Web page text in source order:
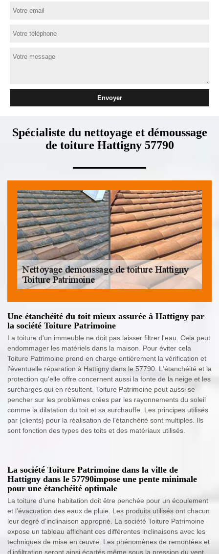
Spécialiste du nettoyage et démoussage
de toiture Hattigny 57790
Une étanchéité du toit mieux assurée à Hattigny par
la société Toiture Patrimoine
La toiture d'un immeuble ne doit pas laisser filtrer l'eau. Cela peut
endommager les matériels dans la maison. Pour éviter cela
Toiture Patrimoine prend en charge entièrement la vérification et
l'éventuelle réparation à Hattigny dans le 57790. L'étanchéité et la
protection qu'elle offre concernent aussi la fonte de la neige et les
surcharges qui en résultent. Toiture Patrimoine peut aussi se
pencher sur les problèmes crées par les rayonnements du soleil
comme la dilatation du toit et sa surchauffe. Les principes utilisés
par {clients} pour la réalisation de l'étanchéité sont multiples. Ils
sont fonction des types des toits et des matériaux utilisés.
La société Toiture Patrimoine dans la ville de
Hattigny dans le 57790impose une pente minimale
pour une étanchéité optimale
La toiture d’une habitation doit être penchée pour un écoulement
et l’évacuation des eaux de pluie. Les produits utilisés ont chacun
leur degré d’inclinaison approprié. La société Toiture Patrimoine
expose un tableau affichant ces différentes inclinaisons avec les
techniques de mise en œuvre. Les phénomènes de remontées et
d’infiltration seront ainsi écartés même sous la pression du vent.